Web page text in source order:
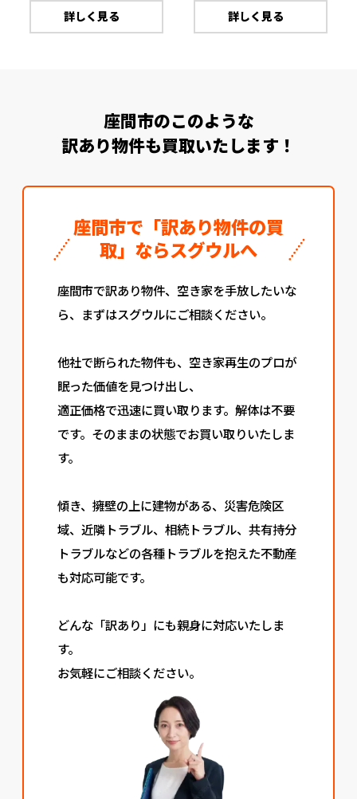
詳しく見る 詳しく見る
座間市のこのような
訳あり物件も買取いたします！
座間市で「訳あり物件の買
取」ならスグウルへ
座間市で訳あり物件、空き家を手放したいな
ら、まずはスグウルにご相談ください。
他社で断られた物件も、空き家再生のプロが
眠った価値を見つけ出し、
適正価格で迅速に買い取ります。解体は不要
です。そのままの状態でお買い取りいたしま
す。
傾き、擁壁の上に建物がある、災害危険区
域、近隣トラブル、相続トラブル、共有持分
トラブルなどの各種トラブルを抱えた不動産
も対応可能です。
どんな「訳あり」にも親身に対応いたしま
す。
お気軽にご相談ください。